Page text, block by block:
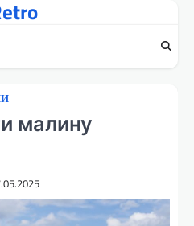
малину